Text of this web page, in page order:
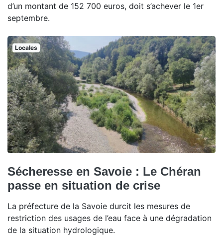
d’un montant de 152 700 euros, doit s’achever le 1er
septembre.
Locales
Sécheresse en Savoie : Le Chéran
passe en situation de crise
La préfecture de la Savoie durcit les mesures de
restriction des usages de l’eau face à une dégradation
de la situation hydrologique.